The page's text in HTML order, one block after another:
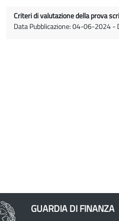
Criteri di valutazione della prova
Data Pubblicazione: 04-06-2024
GUARDIA DI FINANZA